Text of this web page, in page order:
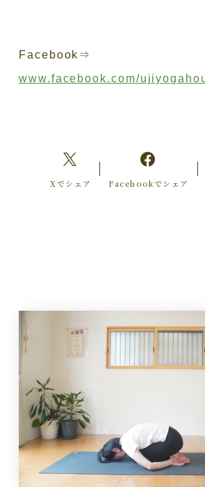
Facebook⇒
www.facebook.com/
Xでシェア Facebookでシェア